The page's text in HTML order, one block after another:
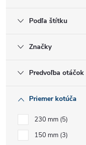
Podľa štítku
Značky
Predvoľba otáčok
Priemer kotúča
230 mm 5
150 mm 3